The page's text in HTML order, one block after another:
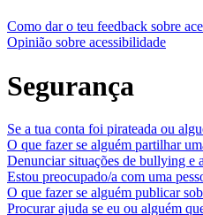
Como dar o teu feedback sobre
Opinião sobre acessibilidade
Segurança
Se a tua conta foi pirateada ou
O que fazer se alguém partilhar
Denunciar situações de bullying e
Estou preocupado/a com uma
O que fazer se alguém publicar
Procurar ajuda se eu ou alguém